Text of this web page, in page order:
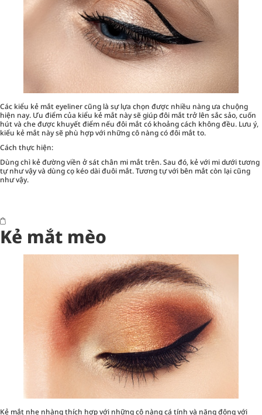
Các kiểu kẻ mắt eyeliner cũng là sự lựa chọn được nhiều nàng ưa chuộng
hiện nay. Ưu điểm của kiểu kẻ mắt này sẽ giúp đôi mắt trở lên sắc sảo, cuốn
hút và che được khuyết điểm nếu đôi mắt có khoảng cách không đều. Lưu ý,
kiểu kẻ mắt này sẽ phù hợp với những cô nàng có đôi mắt to.
Cách thực hiện:
Dùng chì kẻ đường viền ở sát chân mi mắt trên. Sau đó, kẻ với mi dưới tương
tự như vậy và dùng cọ kéo dài đuôi mắt. Tương tự với bên mắt còn lại cũng
như vậy.
Kẻ mắt mèo
Kẻ mắt nhẹ nhàng thích hợp với những cô nàng cá tính và năng động với